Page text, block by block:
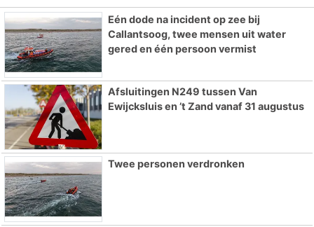
Eén dode na incident op zee bij
Callantsoog, twee mensen uit water
gered en één persoon vermist
Afsluitingen N249 tussen Van
Ewijcksluis en ’t Zand vanaf 31 augustus
Twee personen verdronken